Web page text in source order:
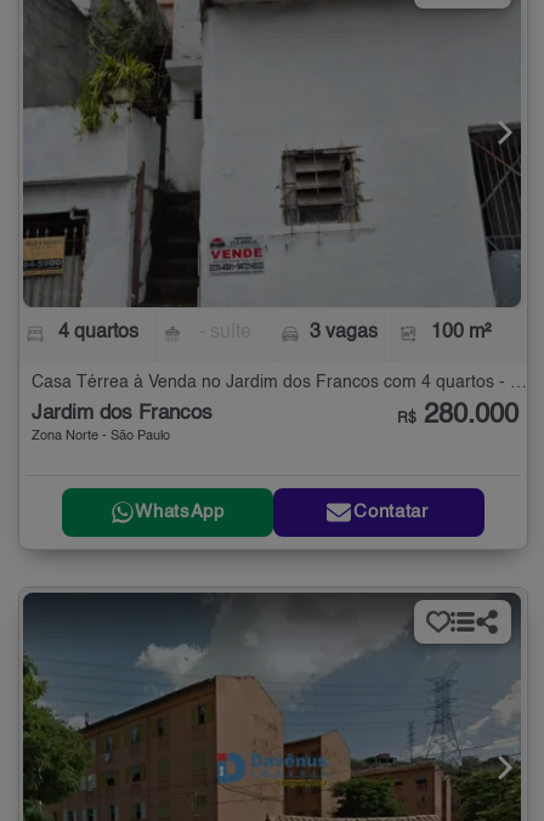
4 quartos 3 vagas 100 m²
Casa Térrea à Venda no Jardim dos Francos com 4 quartos - 100 m²
Jardim dos Francos
Zona Norte - São Paulo
R$ 280.000
WhatsApp Contatar